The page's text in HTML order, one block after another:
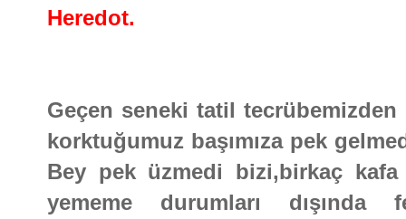
Heredot.
Geçen seneki tatil
korktuğumuz başımıza pek
Bey pek üzmedi bizi,birkaç kafa
yememe durumları dışında